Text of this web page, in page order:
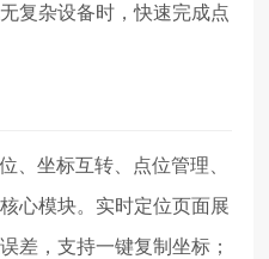
复杂设备时，快速完成点
、坐标互转、点位管理、
心模块。实时定位页面展
差，支持一键复制坐标；